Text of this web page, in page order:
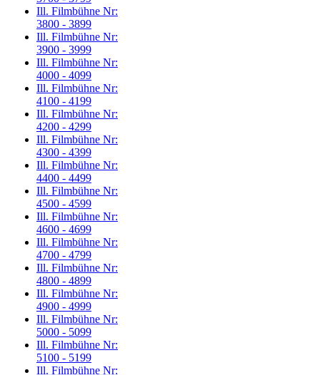
Ill. Filmbühne Nr:
3800 - 3899
Ill. Filmbühne Nr:
3900 - 3999
Ill. Filmbühne Nr:
4000 - 4099
Ill. Filmbühne Nr:
4100 - 4199
Ill. Filmbühne Nr:
4200 - 4299
Ill. Filmbühne Nr:
4300 - 4399
Ill. Filmbühne Nr:
4400 - 4499
Ill. Filmbühne Nr:
4500 - 4599
Ill. Filmbühne Nr:
4600 - 4699
Ill. Filmbühne Nr:
4700 - 4799
Ill. Filmbühne Nr:
4800 - 4899
Ill. Filmbühne Nr:
4900 - 4999
Ill. Filmbühne Nr:
5000 - 5099
Ill. Filmbühne Nr:
5100 - 5199
Ill. Filmbühne Nr: